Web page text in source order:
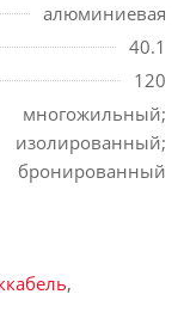
алюминиевая
40.1
120
многожильный;
изолированный;
бронированный
,